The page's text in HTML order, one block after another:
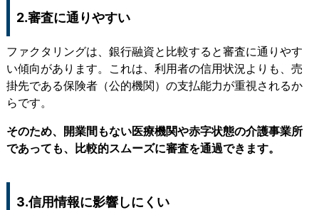
2.審査に通りやすい
ファクタリングは、銀行融資と比較すると審査に通りやす
い傾向があります。これは、利用者の信用状況よりも、売
掛先である保険者（公的機関）の支払能力が重視されるか
らです。
そのため、開業間もない医療機関や赤字状態の介護事業所
であっても、比較的スムーズに審査を通過できます。
3.信用情報に影響しにくい